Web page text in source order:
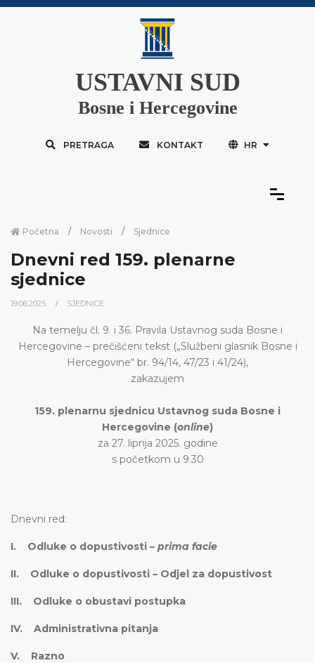
USTAVNI SUD
Bosne i Hercegovine
PRETRAGA KONTAKT HR
Početna Novosti Sjednice
Dnevni red 159. plenarne
sjednice
19.06.2025. SJEDNICE
Na temelju čl. 9. i 36. Pravila Ustavnog suda Bosne i
Hercegovine – prečišćeni tekst („Službeni glasnik Bosne i
Hercegovine“ br. 94/14, 47/23 i 41/24),
zakazujem
159. plenarnu sjednicu Ustavnog suda Bosne i
Hercegovine (online)
za 27. lipnja 2025. godine
s početkom u 9.30
Dnevni red:
I. Odluke o dopustivosti – prima facie
II. Odluke o dopustivosti – Odjel za dopustivost
III. Odluke o obustavi postupka
IV. Administrativna pitanja
V. Razno